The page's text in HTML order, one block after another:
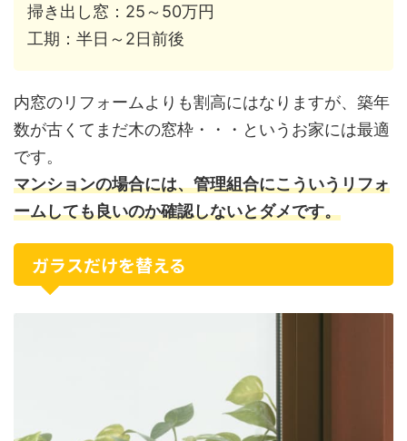
掃き出し窓：25～50万円
工期：半日～2日前後
内窓のリフォームよりも割高にはなりますが、築年
数が古くてまだ木の窓枠・・・というお家には最適
です。
マンションの場合には、管理組合にこういうリフォ
ームしても良いのか確認しないとダメです。
ガラスだけを替える